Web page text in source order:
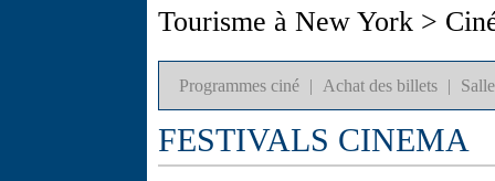
Tourisme à New York >
Programmes ciné | Achat des billets |
FESTIVALS CINEMA